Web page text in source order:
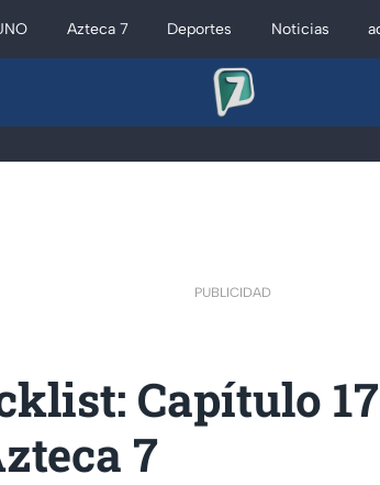
Azteca 7 Deportes Noticias
PUBLICIDAD
Capítulo
7